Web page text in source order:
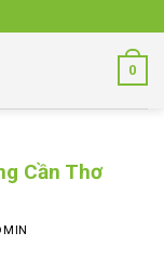
0
Cần Thơ